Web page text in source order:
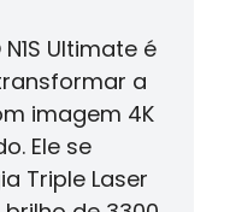
Ultimate é
a
imagem 4K
Ele se
Triple Laser